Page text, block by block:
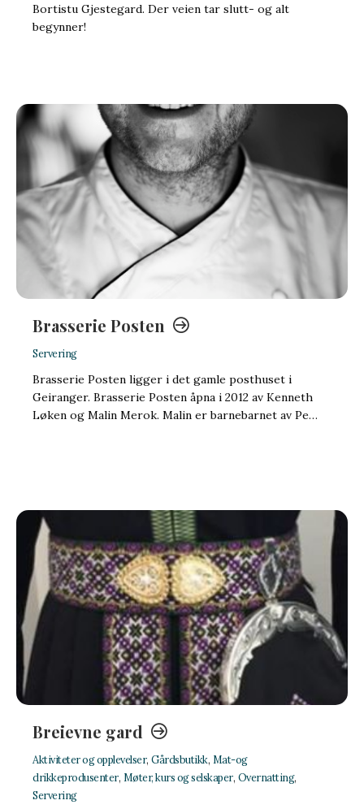
Bortistu Gjestegard. Der veien tar slutt- og alt
begynner!
Brasserie Posten
Servering
Brasserie Posten ligger i det gamle posthuset i
Geiranger. Brasserie Posten åpna i 2012 av Kenneth
Løken og Malin Merok. Malin er barnebarnet av Pe…
Breievne gard
Aktiviteter og opplevelser, Gårdsbutikk, Mat-og
drikkeprodusenter, Møter, kurs og selskaper, Overnatting,
Servering